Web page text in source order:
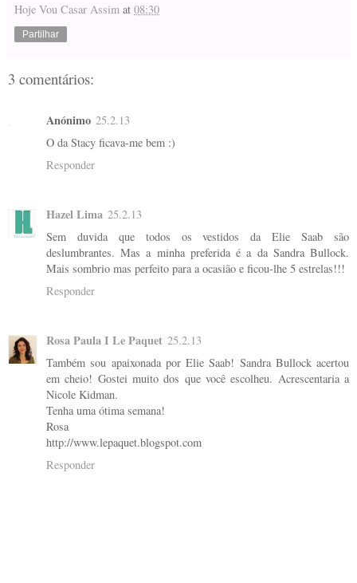
Hoje Vou Casar Assim at 08:30
Partilhar
3 comentários:
Anónimo 25.2.13
O da Stacy ficava-me bem :)
Responder
Hazel Lima 25.2.13
Sem duvida que todos os vestidos da Elie Saab são
deslumbrantes. Mas a minha preferida é a da Sandra Bullock.
Mais sombrio mas perfeito para a ocasião e ficou-lhe 5 estrelas!!!
Responder
Rosa Paula I Le Paquet 25.2.13
Também sou apaixonada por Elie Saab! Sandra Bullock acertou
em cheio! Gostei muito dos que você escolheu. Acrescentaria a
Nicole Kidman.
Tenha uma ótima semana!
Rosa
http://www.lepaquet.blogspot.com
Responder